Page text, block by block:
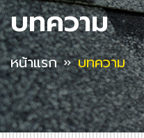
บทความ
หน้าแรก บทความ